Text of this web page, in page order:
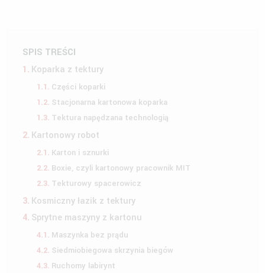
SPIS TREŚCI
Koparka z tektury
Części koparki
Stacjonarna kartonowa koparka
Tektura napędzana technologią
Kartonowy robot
Karton i sznurki
Boxie, czyli kartonowy pracownik MIT
Tekturowy spacerowicz
Kosmiczny łazik z tektury
Sprytne maszyny z kartonu
Maszynka bez prądu
Siedmiobiegowa skrzynia biegów
Ruchomy labirynt